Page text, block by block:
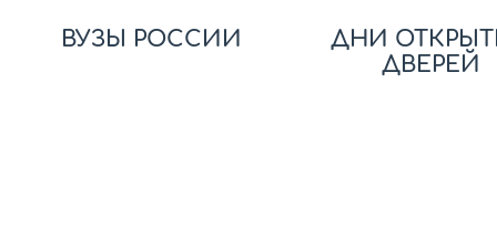
ВУЗЫ РОССИИ
ДНИ
ДВЕРЕЙ